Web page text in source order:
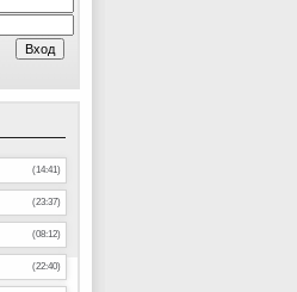
(14:41)
(23:37)
(08:12)
(22:40)